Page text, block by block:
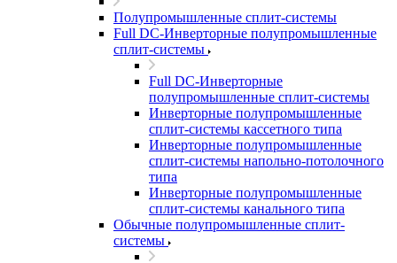
Полупромышленные сплит-системы
Full DC-Инверторные полупромышленные
сплит-системы
Full DC-Инверторные
полупромышленные сплит-системы
Инверторные полупромышленные
сплит-системы кассетного типа
Инверторные полупромышленные
сплит-системы напольно-потолочного
типа
Инверторные полупромышленные
сплит-системы канального типа
Обычные полупромышленные сплит-
системы